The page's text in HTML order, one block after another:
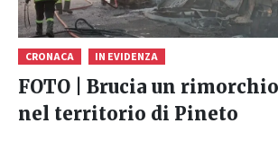
CRONACA IN EVIDENZA
FOTO | Brucia un
nel territorio di Pineto